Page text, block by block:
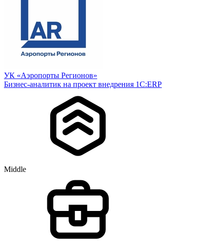
УК «Аэропорты Регионов»
Бизнес-аналитик на проект внедрения 1С:ERP
Middle